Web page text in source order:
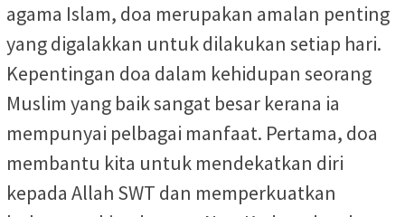
agama Islam, doa merupakan amalan penting
yang digalakkan untuk dilakukan setiap hari.
Kepentingan doa dalam kehidupan seorang
Muslim yang baik sangat besar kerana ia
mempunyai pelbagai manfaat. Pertama, doa
membantu kita untuk mendekatkan diri
kepada Allah SWT dan memperkuatkan